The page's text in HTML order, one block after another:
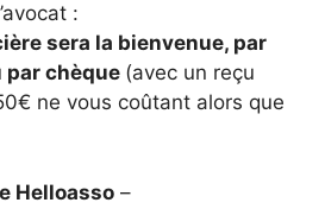
:
sera la bienvenue, par
par chèque (avec un reçu
ne vous coûtant alors que
Helloasso –